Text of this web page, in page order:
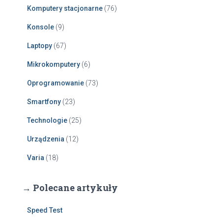
Komputery stacjonarne (76)
Konsole (9)
Laptopy (67)
Mikrokomputery (6)
Oprogramowanie (73)
Smartfony (23)
Technologie (25)
Urządzenia (12)
Varia (18)
→ Polecane artykuły
Speed Test